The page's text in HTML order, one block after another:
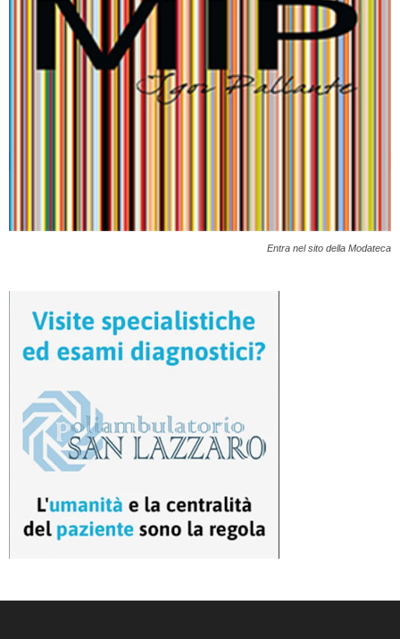
Entra nel sito della Modateca